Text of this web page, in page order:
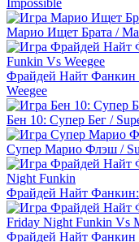
Марио Ищет Брата /
Фрайдей Найт Фанкин
Weegee
Бен 10: Супер Бег /
Супер Марио Флэш /
Фрайдей Найт
Фрайдей Найт